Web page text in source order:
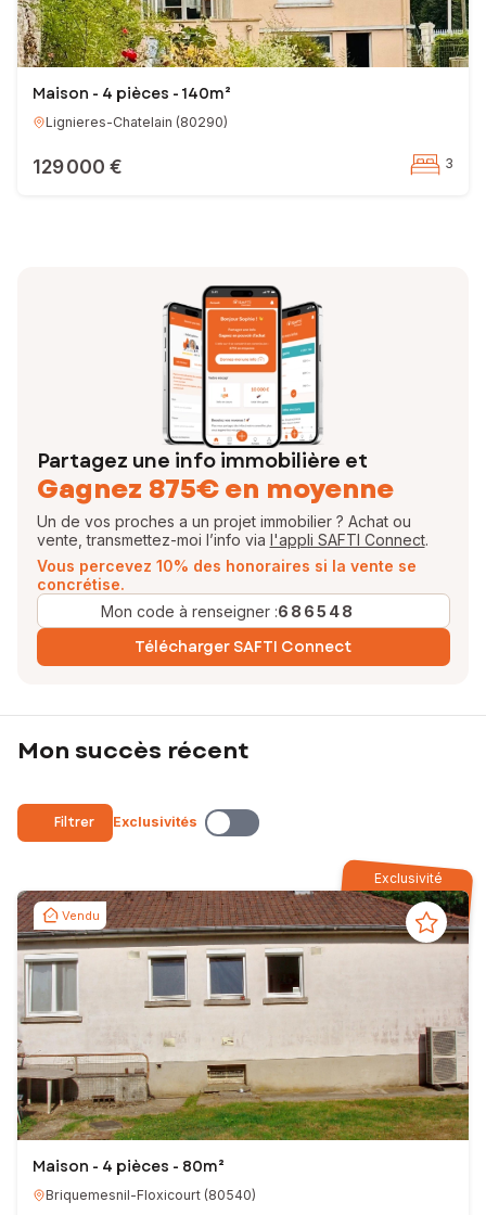
Maison - 4 pièces - 140m²
Lignieres-Chatelain (80290)
129 000 € 3
Partagez une info immobilière et
Gagnez 875€ en moyenne
Un de vos proches a un projet immobilier ? Achat ou
vente, transmettez-moi l’info via l'appli SAFTI Connect.
Vous percevez 10% des honoraires si la vente se
concrétise.
Mon code à renseigner :686548
Télécharger SAFTI Connect
Mon succès récent
Filtrer Exclusivités
Exclusivité
Vendu
Maison - 4 pièces - 80m²
Briquemesnil-Floxicourt (80540)